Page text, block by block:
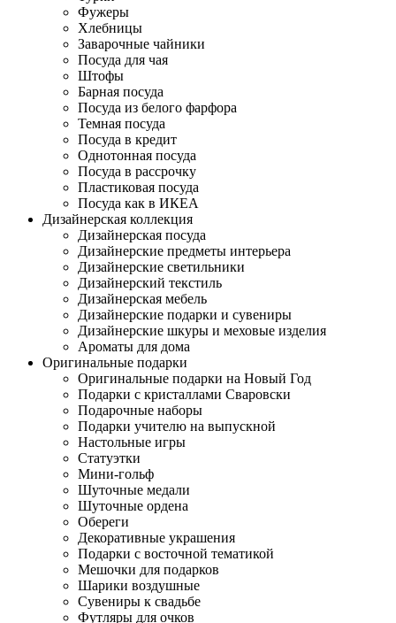
Фужеры
Хлебницы
Заварочные чайники
Посуда для чая
Штофы
Барная посуда
Посуда из белого фарфора
Темная посуда
Посуда в кредит
Однотонная посуда
Посуда в рассрочку
Пластиковая посуда
Посуда как в ИКЕА
Дизайнерская коллекция
Дизайнерская посуда
Дизайнерские предметы интерьера
Дизайнерские светильники
Дизайнерский текстиль
Дизайнерская мебель
Дизайнерские подарки и сувениры
Дизайнерские шкуры и меховые изделия
Ароматы для дома
Оригинальные подарки
Оригинальные подарки на Новый Год
Подарки с кристаллами Сваровски
Подарочные наборы
Подарки учителю на выпускной
Настольные игры
Статуэтки
Мини-гольф
Шуточные медали
Шуточные ордена
Обереги
Декоративные украшения
Подарки с восточной тематикой
Мешочки для подарков
Шарики воздушные
Сувениры к свадьбе
Футляры для очков